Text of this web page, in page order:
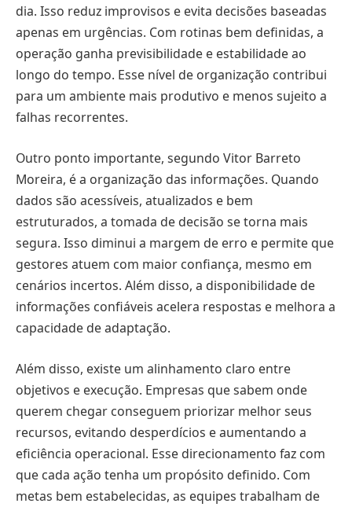
dia. Isso reduz improvisos e evita decisões baseadas
apenas em urgências. Com rotinas bem definidas, a
operação ganha previsibilidade e estabilidade ao
longo do tempo. Esse nível de organização contribui
para um ambiente mais produtivo e menos sujeito a
falhas recorrentes.
Outro ponto importante, segundo Vitor Barreto
Moreira, é a organização das informações. Quando
dados são acessíveis, atualizados e bem
estruturados, a tomada de decisão se torna mais
segura. Isso diminui a margem de erro e permite que
gestores atuem com maior confiança, mesmo em
cenários incertos. Além disso, a disponibilidade de
informações confiáveis acelera respostas e melhora a
capacidade de adaptação.
Além disso, existe um alinhamento claro entre
objetivos e execução. Empresas que sabem onde
querem chegar conseguem priorizar melhor seus
recursos, evitando desperdícios e aumentando a
eficiência operacional. Esse direcionamento faz com
que cada ação tenha um propósito definido. Com
metas bem estabelecidas, as equipes trabalham de